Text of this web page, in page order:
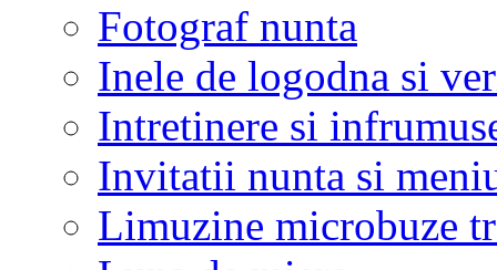
Fotograf nunta
Inele de logodna si
Intretinere si
Invitatii nunta si
Limuzine microbuze